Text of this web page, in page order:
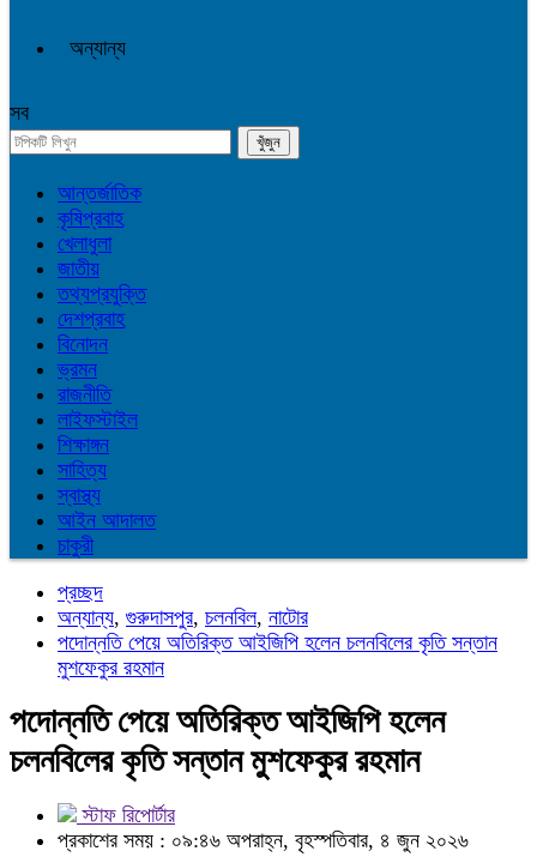
অন্যান্য
সব
আন্তর্জাতিক
কৃষিপ্রবাহ
খেলাধুলা
জাতীয়
তথ্যপ্রযুক্তি
দেশপ্রবাহ
বিনোদন
ভ্রমন
রাজনীতি
লাইফস্টাইল
শিক্ষাঙ্গন
সাহিত্য
স্বাস্থ্য
আইন আদালত
চাকুরী
প্রচ্ছদ
অন্যান্য, গুরুদাসপুর, চলনবিল, নাটোর
পদোন্নতি পেয়ে অতিরিক্ত আইজিপি হলেন চলনবিলের কৃতি সন্তান
মুশফেকুর রহমান
পদোন্নতি পেয়ে অতিরিক্ত আইজিপি হলেন
চলনবিলের কৃতি সন্তান মুশফেকুর রহমান
স্টাফ রিপোর্টার
প্রকাশের সময় : ০৯:৪৬ অপরাহ্ন, বৃহস্পতিবার, ৪ জুন ২০২৬